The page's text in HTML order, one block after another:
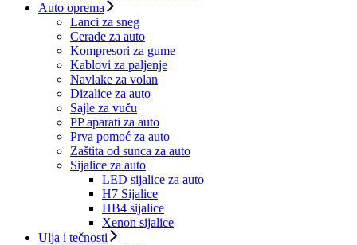
Auto oprema
Lanci za sneg
Cerade za auto
Kompresori za gume
Kablovi za paljenje
Navlake za volan
Dizalice za auto
Sajle za vuču
PP aparati za auto
Prva pomoć za auto
Zaštita od sunca za auto
Sijalice za auto
LED sijalice za auto
H7 Sijalice
HB4 sijalice
Xenon sijalice
Ulja i tečnosti